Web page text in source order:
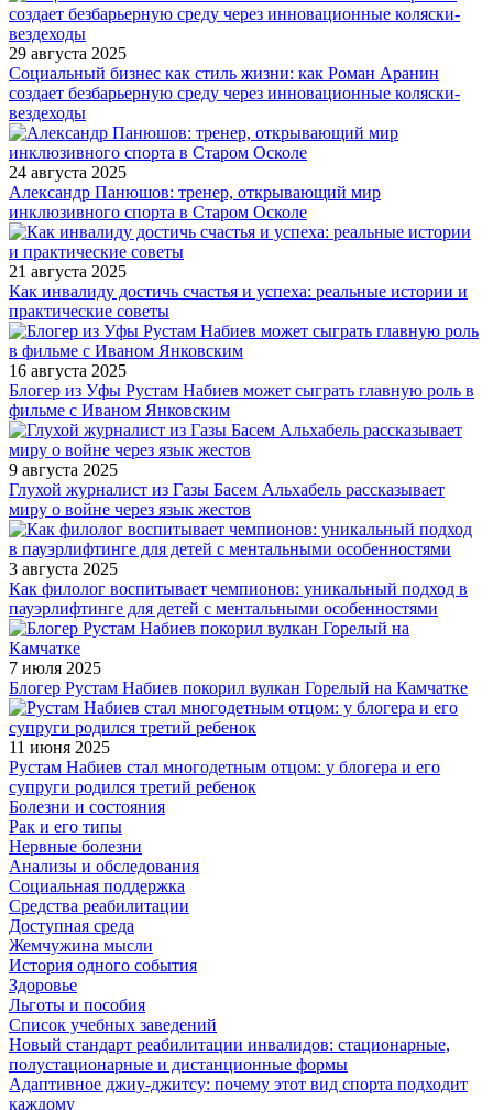
29 августа 2025
Социальный бизнес как стиль жизни: как Роман Аранин
создает безбарьерную среду через инновационные коляски-
вездеходы
24 августа 2025
Александр Панюшов: тренер, открывающий мир
инклюзивного спорта в Старом Осколе
21 августа 2025
Как инвалиду достичь счастья и успеха: реальные истории и
практические советы
16 августа 2025
Блогер из Уфы Рустам Набиев может сыграть главную роль в
фильме с Иваном Янковским
9 августа 2025
Глухой журналист из Газы Басем Альхабель рассказывает
миру о войне через язык жестов
3 августа 2025
Как филолог воспитывает чемпионов: уникальный подход в
пауэрлифтинге для детей с ментальными особенностями
7 июля 2025
Блогер Рустам Набиев покорил вулкан Горелый на Камчатке
11 июня 2025
Рустам Набиев стал многодетным отцом: у блогера и его
супруги родился третий ребенок
Болезни и состояния
Рак и его типы
Нервные болезни
Анализы и обследования
Социальная поддержка
Средства реабилитации
Доступная среда
Жемчужина мысли
История одного события
Здоровье
Льготы и пособия
Список учебных заведений
Новый стандарт реабилитации инвалидов: стационарные,
полустационарные и дистанционные формы
Адаптивное джиу-джитсу: почему этот вид спорта подходит
каждому